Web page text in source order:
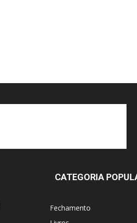
CATEGORIA
Fechamento